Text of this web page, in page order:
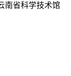
南省科学技术馆